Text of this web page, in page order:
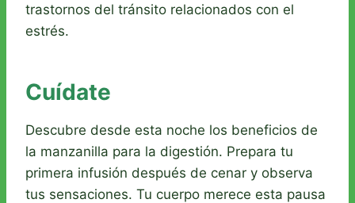
trastornos del tránsito relacionados con el
estrés.
Cuídate
Descubre desde esta noche los beneficios de
la manzanilla para la digestión. Prepara tu
primera infusión después de cenar y observa
tus sensaciones. Tu cuerpo merece esta pausa